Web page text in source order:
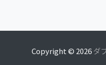
Copyright © 2026ダ